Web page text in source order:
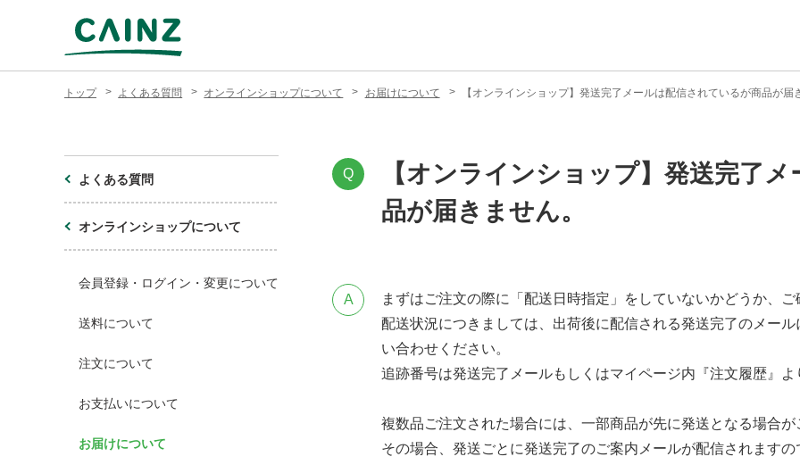
トップ よくある質問 オンラインショップについて お届けについて 【オンラインショップ】発送完了メールは配信されているが商品が届
Q
【オンラインショップ】発送完了
品が届きません。
A
まずはご注文の際に「配送日時指定」をしていないかどうか、
配送状況につきましては、出荷後に配信される発送完了のメー
い合わせください。
追跡番号は発送完了メールもしくはマイページ内『注文履歴』
複数品ご注文された場合には、一部商品が先に発送となる場合が
その場合、発送ごとに発送完了のご案内メールが配信されます
よくある質問
オンラインショップについて
会員登録・ログイン・変更について
送料について
注文について
お支払いについて
お届けについて